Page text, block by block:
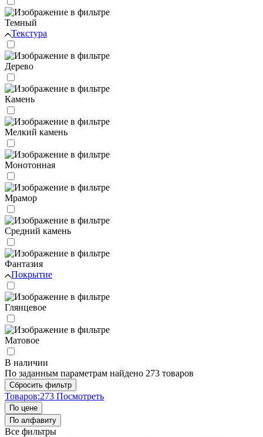
Темный
Текстура
Дерево
Камень
Мелкий камень
Монотонная
Мрамор
Средний камень
Фантазия
Покрытие
Глянцевое
Матовое
В наличии
По заданным параметрам найдено 273 товаров
Товаров:273 Посмотреть
По цене
По алфавиту
Все фильтры